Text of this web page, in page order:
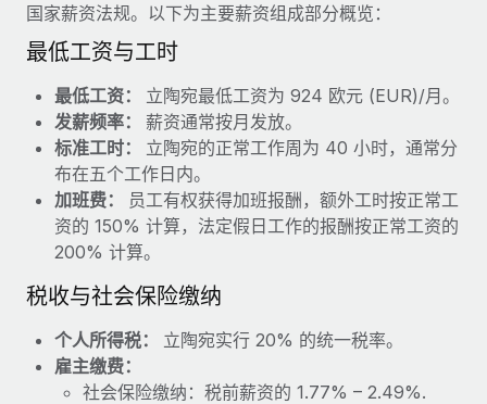
合规守望台
防范合规风险
设备管理
在全球范围内配置和跟踪 IT 设备
实体设立
快速建立合规实体
人员调配与搬迁
轻松搬迁员工
轻松管理员工福利
博客
Why owned entities are key to maintaining
EOR compliance
As the global workforce continues to expand in response
to the demands of today’s labor market, the...
了解更多
What a Workday global payroll implementation
Most teams hear "payroll implementation" and picture a
six-month project with a dedicated team....
国家薪资法规。以下为主要薪资组成部分概览：
最低工资与工时
最低工资： 立陶宛最低工资为 924 欧元 (EUR)/月。
发薪频率： 薪资通常按月发放。
标准工时： 立陶宛的正常工作周为 40 小时，通常分
布在五个工作日内。
加班费： 员工有权获得加班报酬，额外工时按正常工
资的 150% 计算，法定假日工作的报酬按正常工资的
200% 计算。
税收与社会保险缴纳
个人所得税： 立陶宛实行 20% 的统一税率。
雇主缴费：
社会保险缴纳：税前薪资的 1.77% – 2.49%.